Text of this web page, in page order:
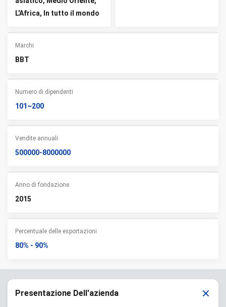
L'Africa, In tutto il mondo
Marchi
BBT
Numero di dipendenti
101~200
Vendite annuali
500000-8000000
Anno di fondazione
2015
Percentuale delle esportazioni
80% - 90%
Presentazione Dell'azienda